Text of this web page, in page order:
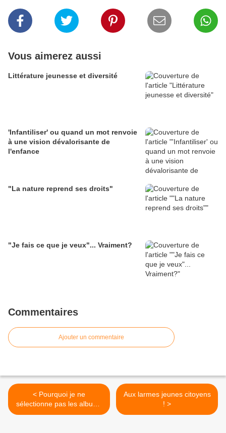
Vous aimerez aussi
Littérature jeunesse et diversité
'Infantiliser' ou quand un mot renvoie
à une vision dévalorisante de
l'enfance
"La nature reprend ses droits"
"Je fais ce que je veux"... Vraiment?
Commentaires
Ajouter un commentaire
< Pourquoi je ne
sélectionne pas les albums
jeunesse que mes enfants
Aux larmes jeunes citoyens
! >